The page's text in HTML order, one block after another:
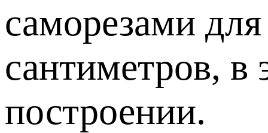
саморезами
сантиметров,
построении.